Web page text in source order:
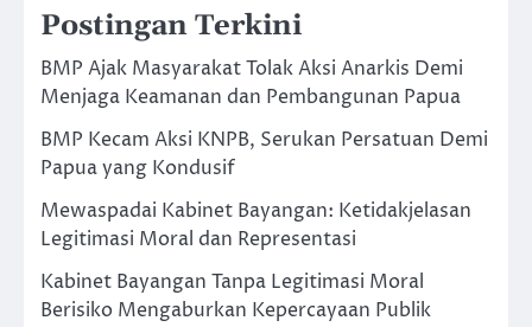
Postingan Terkini
BMP Ajak Masyarakat Tolak Aksi Anarkis Demi
Menjaga Keamanan dan Pembangunan Papua
BMP Kecam Aksi KNPB, Serukan Persatuan Demi
Papua yang Kondusif
Mewaspadai Kabinet Bayangan: Ketidakjelasan
Legitimasi Moral dan Representasi
Kabinet Bayangan Tanpa Legitimasi Moral
Berisiko Mengaburkan Kepercayaan Publik